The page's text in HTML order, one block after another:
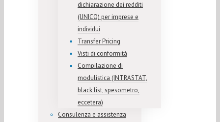
dichiarazione dei redditi
(UNICO) per imprese e
individui
Transfer Pricing
Visti di conformità
Compilazione di
modulistica (INTRASTAT,
black list, spesometro,
eccetera)
Consulenza e assistenza